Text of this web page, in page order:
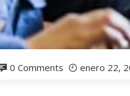
0 Comments enero 22,